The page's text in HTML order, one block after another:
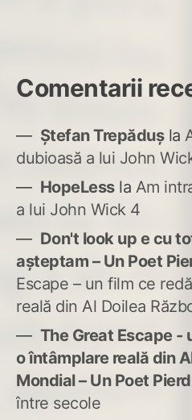
Comentarii
Ștefan Trepădușla
dubioasă a lui John
HopeLessla Am
a lui John Wick 4
Don't look up e cu
așteptam – Un Poet
Escape – un film ce
reală din Al Doilea
The Great Escape -
o întâmplare reală din
Mondial – Un Poet
între secole